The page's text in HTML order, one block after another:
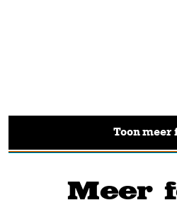
Toon meer
Meer